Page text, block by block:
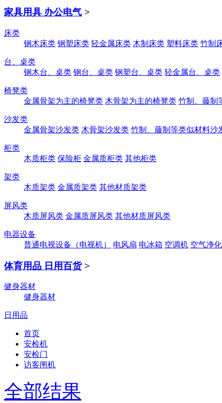
家具用具 办公电气 >
床类
钢木床类 钢塑床类 轻金属床类 木制床类 塑料床类 竹制
台、桌类
钢木台、桌类 钢台、桌类 钢塑台、桌类 轻金属台、桌类
椅凳类
金属骨架为主的椅凳类 木骨架为主的椅凳类 竹制、藤制
沙发类
金属骨架沙发类 木骨架沙发类 竹制、藤制等类似材料沙
柜类
木质柜类 保险柜 金属质柜类 其他柜类
架类
木质架类 金属质架类 其他材质架类
屏风类
木质屏风类 金属质屏风类 其他材质屏风类
电器设备
普通电视设备（电视机）
电风扇 电冰箱 空调机 空气净
体育用品 日用百货 >
健身器材
健身器材
日用品
首页
安检机
安检门
访客闸机
全部结果